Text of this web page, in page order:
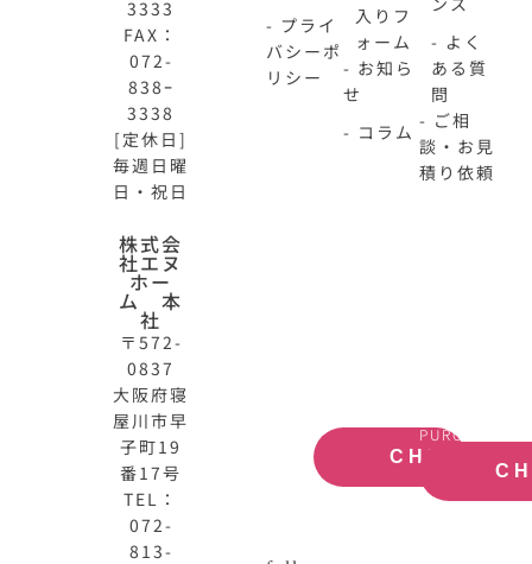
3333
FAX：
072-
838ｰ
3338
[定休日]
毎週日曜
日・祝日
株式会
社エヌ
ホー
ム 本
社
〒572-
0837
大阪府寝
屋川市早
子町19
番17号
TEL：
072-
813-
- プライ
バシーポ
リシー
入りフ
ォーム
- お知ら
せ
- コラム
- よく
ある質
問
- ご相
談・お見
積り依頼
CHECK
PURCHASE